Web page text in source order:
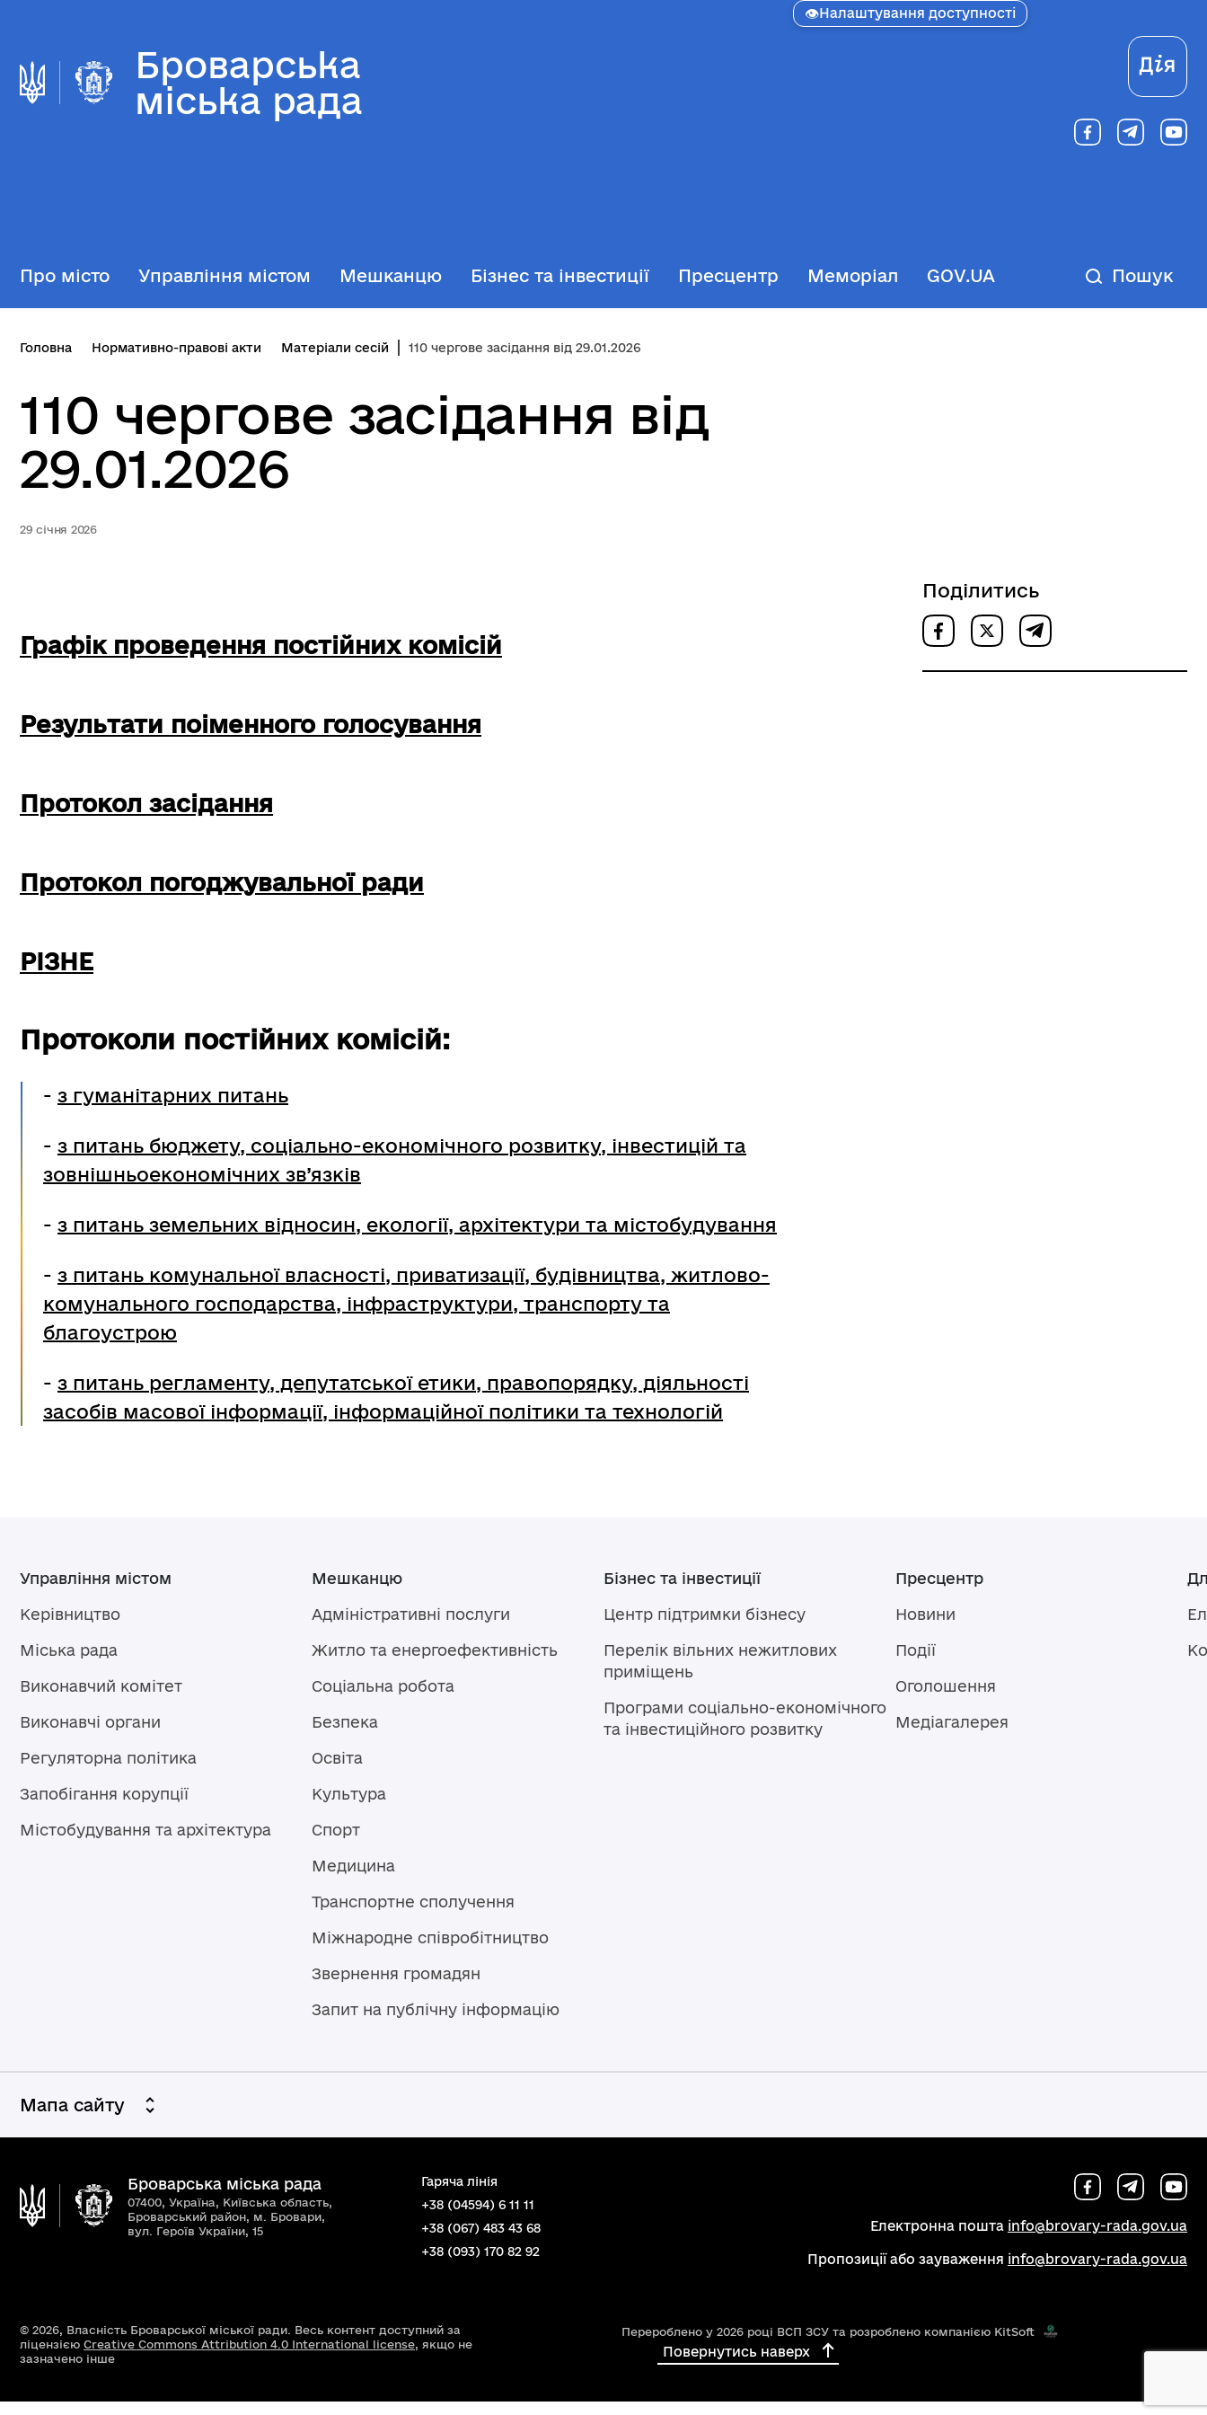
Броварська
міська рада
👁Налаштування доступності
Про місто Управління містом Мешканцю Бізнес та інвестиції Пресцентр Меморіал GOV.UA Пошук
Головна Нормативно-правові акти Матеріали сесій 110 чергове засідання від 29.01.2026
110 чергове засідання від
29.01.2026
29 січня 2026
Графік проведення постійних комісій
Результати поіменного голосування
Протокол засідання
Протокол погоджувальної ради
РІЗНЕ
Протоколи постійних комісій:
- з гуманітарних питань
- з питань бюджету, соціально-економічного розвитку, інвестицій та
зовнішньоекономічних зв’язків
- з питань земельних відносин, екології, архітектури та містобудування
- з питань комунальної власності, приватизації, будівництва, житлово-
комунального господарства, інфраструктури, транспорту та
благоустрою
- з питань регламенту, депутатської етики, правопорядку, діяльності
засобів масової інформації, інформаційної політики та технологій
Поділитись
Управління містом
Керівництво
Міська рада
Виконавчий комітет
Виконавчі органи
Регуляторна політика
Запобігання корупції
Містобудування та архітектура
Мешканцю
Адміністративні послуги
Житло та енергоефективність
Соціальна робота
Безпека
Освіта
Культура
Спорт
Медицина
Транспортне сполучення
Міжнародне співробітництво
Звернення громадян
Запит на публічну інформацію
Бізнес та інвестиції
Центр підтримки бізнесу
Перелік вільних нежитлових
приміщень
Програми соціально-економічного
та інвестиційного розвитку
Пресцентр
Новини
Події
Оголошення
Медіагалерея
Мапа сайту
Броварська міська рада
07400, Україна, Київська область,
Броварський район, м. Бровари,
вул. Героїв України, 15
Гаряча лінія
+38 (04594) 6 11 11
+38 (067) 483 43 68
+38 (093) 170 82 92
Електронна пошта info@brovary-rada.gov.ua
Пропозиції або зауваження info@brovary-rada.gov.ua
© 2026, Власність Броварської міської ради. Весь контент доступний за
ліцензією Creative Commons Attribution 4.0 International license , якщо не
зазначено інше
Перероблено у 2026 році ВСП ЗСУ та розроблено компанією KitSoft
Повернутись наверх